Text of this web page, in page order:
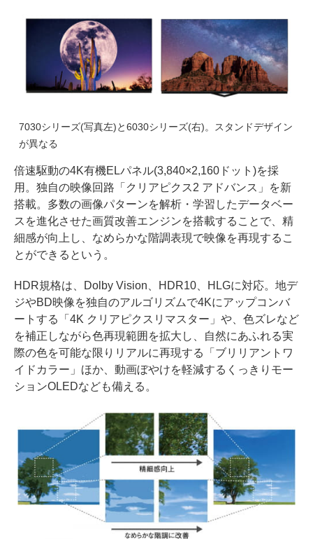
7030シリーズ(写真左)と6030シリーズ(右)。スタンドデザイン
が異なる
倍速駆動の4K有機ELパネル(3,840×2,160ドット)を採
用。独自の映像回路「クリアピクス2 アドバンス」を新
搭載。多数の画像パターンを解析・学習したデータベー
スを進化させた画質改善エンジンを搭載することで、精
細感が向上し、なめらかな階調表現で映像を再現するこ
とができるという。
HDR規格は、Dolby Vision、HDR10、HLGに対応。地デ
ジやBD映像を独自のアルゴリズムで4Kにアップコンバ
ートする「4K クリアピクスリマスター」や、色ズレなど
を補正しながら色再現範囲を拡大し、自然にあふれる実
際の色を可能な限りリアルに再現する「ブリリアントワ
イドカラー」ほか、動画ぼやけを軽減するくっきりモー
ションOLEDなども備える。